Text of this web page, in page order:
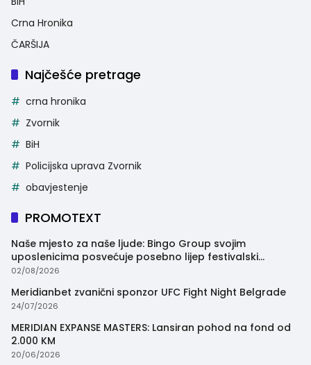
Crna Hronika
ČARŠIJA
Najčešće pretrage
crna hronika
Zvornik
BiH
Policijska uprava Zvornik
obavjestenje
PROMOTEXT
Naše mjesto za naše ljude: Bingo Group svojim
uposlenicima posvećuje posebno lijep festivalski
trenutak
02/08/2026
Meridianbet zvanični sponzor UFC Fight Night Belgrade
24/07/2026
MERIDIAN EXPANSE MASTERS: Lansiran pohod na fond od
2.000 KM
20/06/2026